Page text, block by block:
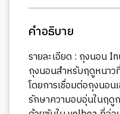
คำอธิบาย
รายละเอียด : ถุงนอน
ถุงนอนสำหรับฤดูหนาว
โดยการเชื่อมต่อถุงนอ
รักษาความอบอุ่นในฤดู